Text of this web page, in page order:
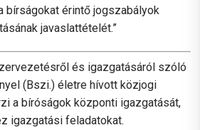
bírságokat érintő jogszabályok
javaslattételét.”
és igazgatásáról szóló
(Bszi.) életre hívott közjogi
a bíróságok központi igazgatását,
igazgatási feladatokat.